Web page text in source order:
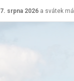
7. srpna 2026 a svátek má